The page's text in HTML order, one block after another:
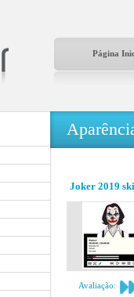
Página
Joker 2019
Avaliação: